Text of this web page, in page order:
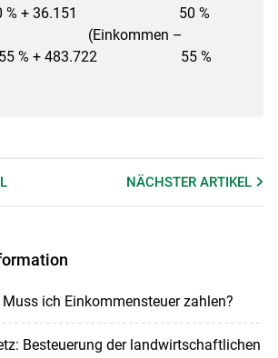
50 % + 36.151 50 %
(Einkommen –
x 55 % + 483.722 55 %
NÄCHSTERARTIKEL
ich Einkommensteuer zahlen?
Besteuerung der landwirtschaftlichen